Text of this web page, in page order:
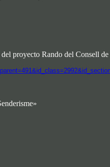
proyecto Rando del Consell